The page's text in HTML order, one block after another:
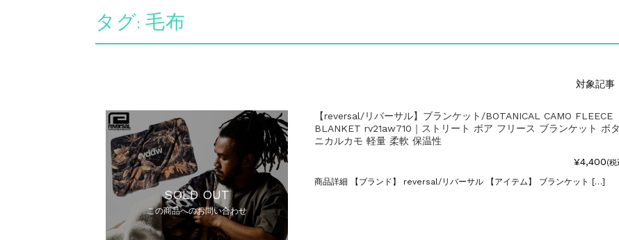
タグ:毛布
対象記事
SOLD OUT
この商品へのお問い合わせ
【reversal/リバーサル】ブランケット/BOTANICAL CAMO FLEECE
BLANKET rv21aw710｜ストリート ボア フリース ブランケット ボタ
ニカルカモ 軽量 柔軟 保温性
¥4,400(税
商品詳細 【ブランド】 reversal/リバーサル 【アイテム】 ブランケット […]